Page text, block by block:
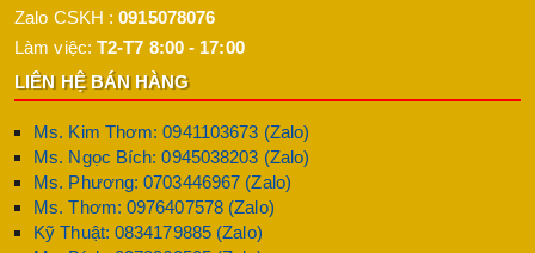
Zalo CSKH :0915078076
Làm việc: T2-T7 8:00 - 17:00
LIÊN HỆ BÁN HÀNG
Ms. Kim Thơm: 0941103673 (Zalo)
Ms. Ngọc Bích: 0945038203 (Zalo)
Ms. Phương: 0703446967 (Zalo)
Ms. Thơm: 0976407578 (Zalo)
Kỹ Thuật: 0834179885 (Zalo)